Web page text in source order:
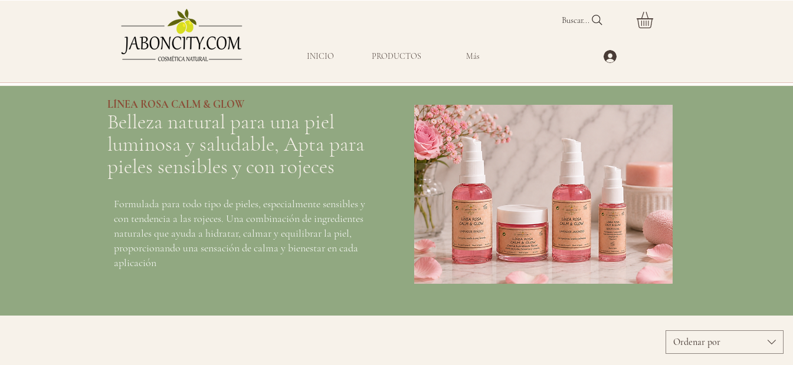
INICIO PRODUCTOS Más
Buscar...
​LÍNEA ROSA CALM & GLOW
Belleza natural para una piel
luminosa y saludable, Apta para
pieles sensibles y con rojeces
Formulada para todo tipo de pieles, especialmente sensibles y
con tendencia a las rojeces. Una combinación de ingredientes
naturales que ayuda a hidratar, calmar y equilibrar la piel,
proporcionando una sensación de calma y bienestar en cada
aplicación
Ordenar por